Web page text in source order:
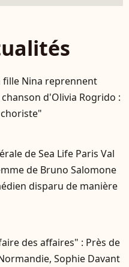
fille Nina reprennent
d'Olivia Rogrido :
de Sea Life Paris Val
de Bruno Salomone
disparu de manière
des affaires" : Près de
Sophie Davant